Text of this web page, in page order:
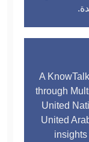
A
through
United
United